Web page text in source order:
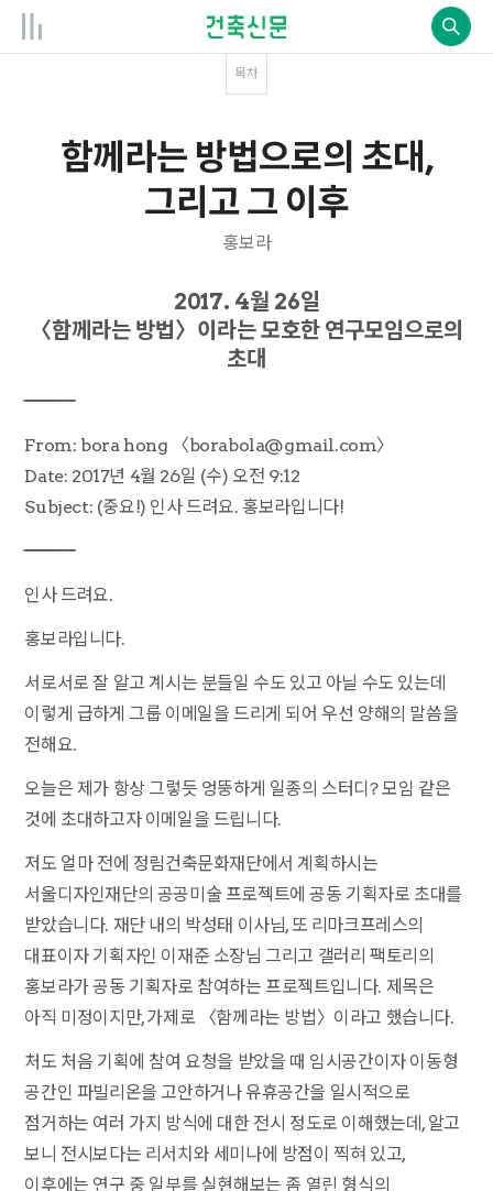
목차
함께라는 방법으로의 초대,
그리고 그 이후
홍보라
2017. 4월 26일
〈함께라는 방법〉이라는 모호한 연구모임으로의
초대
――――――――――――――――――――
From: bora hong 〈borabola@gmail.com〉
Date: 2017년 4월 26일 (수) 오전 9:12
Subject: (중요!) 인사 드려요. 홍보라입니다!
――――――――――――――――――――
인사 드려요.
홍보라입니다.
서로서로 잘 알고 계시는 분들일 수도 있고 아닐 수도 있는데
이렇게 급하게 그룹 이메일을 드리게 되어 우선 양해의 말씀을
전해요.
오늘은 제가 항상 그렇듯 엉뚱하게 일종의 스터디? 모임 같은
것에 초대하고자 이메일을 드립니다.
저도 얼마 전에 정림건축문화재단에서 계획하시는
서울디자인재단의 공공미술 프로젝트에 공동 기획자로 초대를
받았습니다. 재단 내의 박성태 이사님, 또 리마크프레스의
대표이자 기획자인 이재준 소장님 그리고 갤러리 팩토리의
홍보라가 공동 기획자로 참여하는 프로젝트입니다. 제목은
아직 미정이지만, 가제로 〈함께라는 방법〉이라고 했습니다.
처도 처음 기획에 참여 요청을 받았을 때 임시공간이자 이동형
공간인 파빌리온을 고안하거나 유휴공간을 일시적으로
점거하는 여러 가지 방식에 대한 전시 정도로 이해했는데, 알고
보니 전시보다는 리서치와 세미나에 방점이 찍혀 있고,
이후에는 연구 중 일부를 실현해보는 좀 열린 형식의